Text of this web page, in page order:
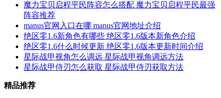
魔力宝贝启程平民阵容怎么搭配 魔力宝贝启程平民最强
阵容推荐
manus官网入口在哪 manus官网地址介绍
绝区零1.6新角色有哪些 绝区零1.6版本新角色介绍
绝区零1.6什么时候更新 绝区零1.6版本更新时间介绍
星际战甲视角怎么调远 星际战甲视角调远方法
星际战甲侍刃怎么获取 星际战甲侍刃获取方法
精品推荐